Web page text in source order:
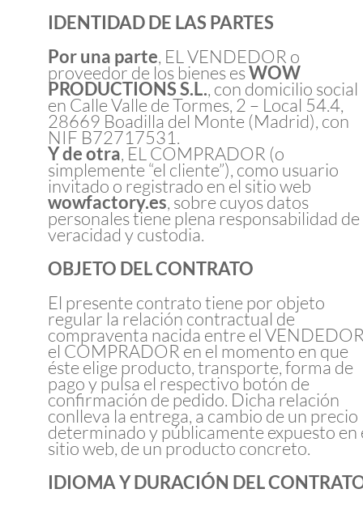
IDENTIDAD DE LAS PARTES
Por una parte, EL VENDEDOR o
proveedor de los bienes esWOW
PRODUCTIONS S.L., con domicilio social
en Calle Valle de Tormes, 2 – Local 54.4,
28669 Boadilla del Monte (Madrid), con
NIF B72717531.
Y de otra, EL COMPRADOR (o
simplemente “el cliente”), como usuario
invitado o registrado en el sitio web
wowfactory.es, sobre cuyos datos
personales tiene plena responsabilidad de
veracidad y custodia.
OBJETO DEL CONTRATO
El presente contrato tiene por objeto
regular la relación contractual de
compraventa nacida entre el
el COMPRADOR en el momento en que
éste elige producto, transporte, forma de
pago y pulsa el respectivo botón de
confirmación de pedido. Dicha relación
conlleva la entrega, a cambio de un precio
determinado y públicamente expuesto en
sitio web, de un producto concreto.
IDIOMA Y DURACIÓN DEL